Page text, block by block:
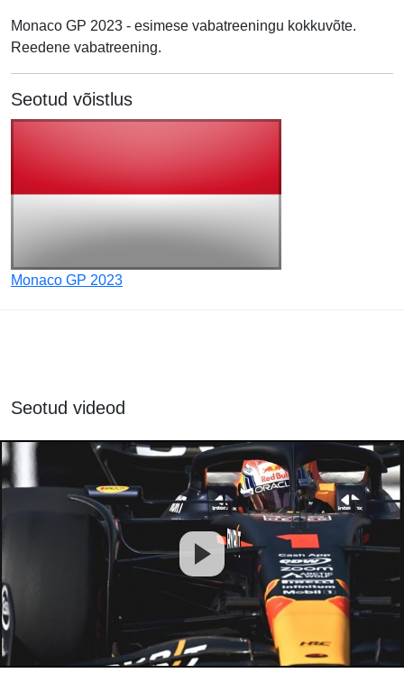
Monaco GP 2023 - esimese vabatreeningu kokkuvõte.
Reedene vabatreening.
Seotud võistlus
Monaco GP 2023
Seotud videod